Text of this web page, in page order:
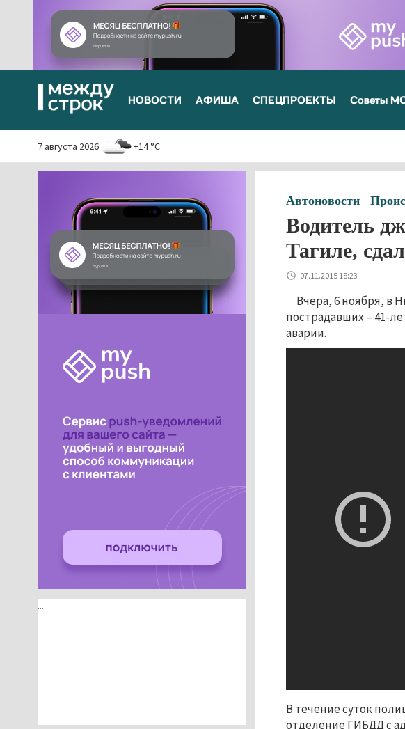
НОВОСТИ АФИША СПЕЦПРОЕКТЫ Советы
7 августа 2026 +14 °C
Автоновости
Водитель
Тагиле,
07.11.2015 18:23
Вчера, 6 ноября, в
пострадавших – 41-
аварии.
В течение суток
отделение ГИБДД с
...